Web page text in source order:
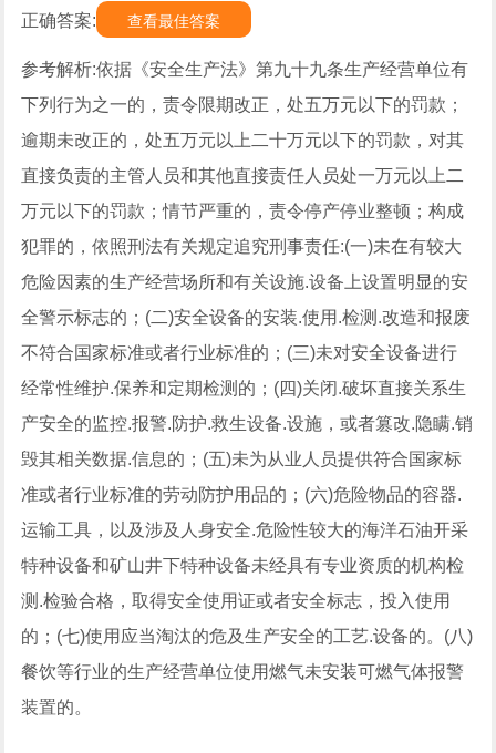
正确答案: 查看最佳答案
参考解析:依据《安全生产法》第九十九条生产经营单位有
下列行为之一的，责令限期改正，处五万元以下的罚款；
逾期未改正的，处五万元以上二十万元以下的罚款，对其
直接负责的主管人员和其他直接责任人员处一万元以上二
万元以下的罚款；情节严重的，责令停产停业整顿；构成
犯罪的，依照刑法有关规定追究刑事责任:(一)未在有较大
危险因素的生产经营场所和有关设施.设备上设置明显的安
全警示标志的；(二)安全设备的安装.使用.检测.改造和报废
不符合国家标准或者行业标准的；(三)未对安全设备进行
经常性维护.保养和定期检测的；(四)关闭.破坏直接关系生
产安全的监控.报警.防护.救生设备.设施，或者篡改.隐瞒.销
毁其相关数据.信息的；(五)未为从业人员提供符合国家标
准或者行业标准的劳动防护用品的；(六)危险物品的容器.
运输工具，以及涉及人身安全.危险性较大的海洋石油开采
特种设备和矿山井下特种设备未经具有专业资质的机构检
测.检验合格，取得安全使用证或者安全标志，投入使用
的；(七)使用应当淘汰的危及生产安全的工艺.设备的。(八)
餐饮等行业的生产经营单位使用燃气未安装可燃气体报警
装置的。